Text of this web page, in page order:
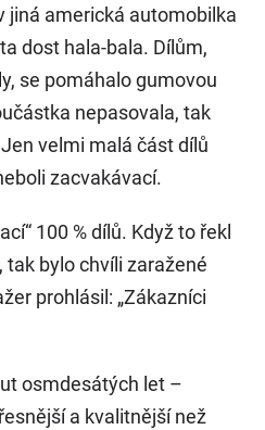
jiná americká automobilka
dost hala-bala. Dílům,
se pomáhalo gumovou
nepasovala, tak
velmi malá část dílů
zacvakávací.
100 % dílů. Když to řekl
bylo chvíli zaražené
prohlásil: „Zákazníci
osmdesátých let –
a kvalitnější než